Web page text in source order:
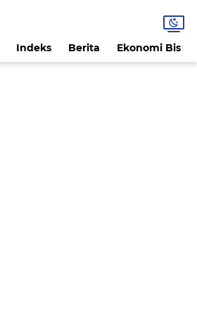
Indeks Berita Ekonomi Bisnis